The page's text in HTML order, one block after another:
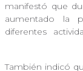
manifestó que
aumentado la
diferentes
También indicó